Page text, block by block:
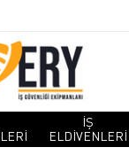
İŞ
ELDİVENLERİ